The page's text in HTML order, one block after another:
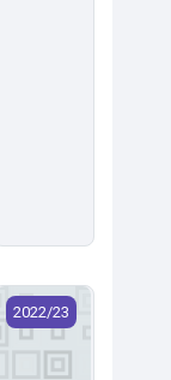
(2022)firmy
KMG/KOL-D -
2022/23